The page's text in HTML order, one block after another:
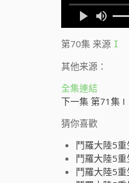
第70集 来源 I
其他来源：
全集連結
下一集 第71集 I
猜你喜歡
鬥羅大陸5
鬥羅大陸5
鬥羅大陸5